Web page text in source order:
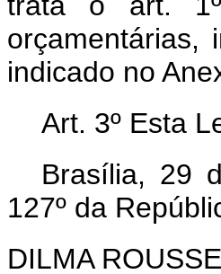
orçamentárias,
indicado no
Art. 3º Esta
Brasília, 29
127º da
DILMA